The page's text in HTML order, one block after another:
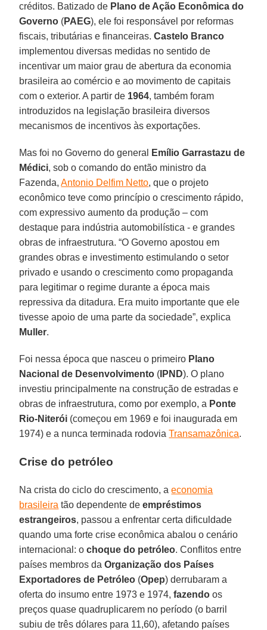
créditos. Batizado de Plano de Ação Econômica do
Governo (PAEG), ele foi responsável por reformas
fiscais, tributárias e financeiras.Castelo Branco
implementou diversas medidas no sentido de
incentivar um maior grau de abertura da economia
brasileira ao comércio e ao movimento de capitais
com o exterior. A partir de 1964, também foram
introduzidos na legislação brasileira diversos
mecanismos de incentivos às exportações.
Mas foi no Governo do general
Emílio Garrastazu de
Médici, sob o comando do então ministro da
Fazenda,Antonio Delfim Netto, que o projeto
econômico teve como princípio o crescimento rápido,
com expressivo aumento da produção – com
destaque para indústria automobilística - e grandes
obras de infraestrutura. “O Governo apostou em
grandes obras e investimento estimulando o setor
privado e usando o crescimento como propaganda
para legitimar o regime durante a época mais
repressiva da ditadura. Era muito importante que ele
tivesse apoio de uma parte da sociedade”, explica
Muller.
Foi nessa época que nasceu o primeiro Plano
Nacional de Desenvolvimento ( IPND). O plano
investiu principalmente na construção de estradas e
obras de infraestrutura, como por exemplo, a Ponte
Rio-Niterói (começou em 1969 e foi inaugurada em
1974) e a nunca terminada rodoviaTransamazônica.
Crise do petróleo
Na crista do ciclo do crescimento, aeconomia
brasileira tão dependente deempréstimos
estrangeiros, passou a enfrentar certa dificuldade
quando uma forte crise econômica abalou o cenário
internacional: ochoque do petróleo. Conflitos entre
países membros da Organização dos Países
Exportadores de Petróleo (Opep) derrubaram a
oferta do insumo entre 1973 e 1974,fazendo os
preços quase quadruplicarem no período (o barril
subiu de três dólares para 11,60), afetando países